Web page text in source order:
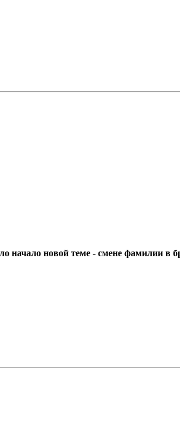
начало новой теме - смене фамилии в